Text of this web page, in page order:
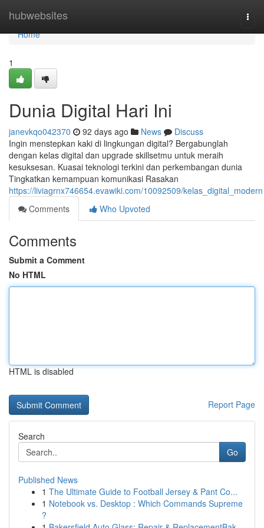
hubwebsites
Home
Home
1
Dunia Digital Hari Ini
janevkqo042370 92 days ago News
Discuss
Ingin menstepkan kaki di lingkungan digital? Bergabunglah
dengan kelas digital dan upgrade skillsetmu untuk meraih
kesuksesan. Kuasai teknologi terkini dan perkembangan dunia
Tingkatkan kemampuan komunikasi Rasakan
https://liviagrnx746654.evawiki.com/10092509/kelas_digital_modern
Comments
Who Upvoted
Comments
Submit a Comment
No HTML
HTML is disabled
Report Page
Search
Go
Published News
1 The Ultimate Guide to Football Jersey & Pant Co...
1 Notebook vs. Desktop : Which Commands Supreme
?